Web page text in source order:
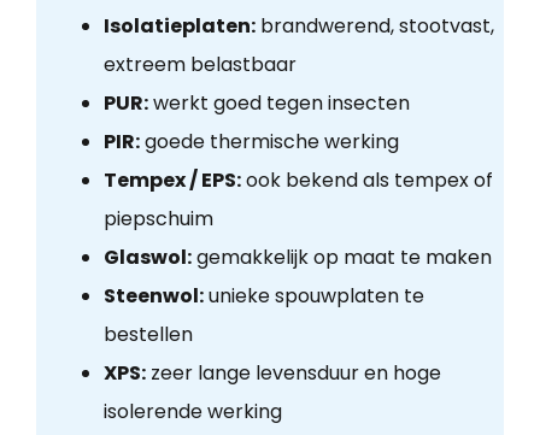
Isolatieplaten:brandwerend, stootvast,
extreem belastbaar
PUR:werkt goed tegen insecten
PIR:goede thermische werking
Tempex / EPS:ook bekend als tempex of
piepschuim
Glaswol:gemakkelijk op maat te maken
Steenwol:unieke spouwplaten te
bestellen
XPS:zeer lange levensduur en hoge
isolerende werking